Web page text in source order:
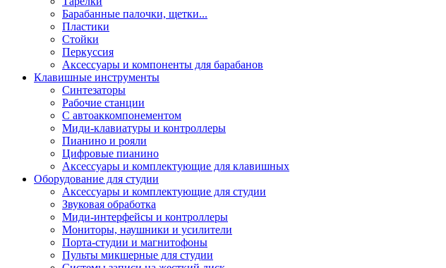
Барабанные палочки, щетки...
Пластики
Стойки
Перкуссия
Аксессуары и компоненты для барабанов
Клавишные инструменты
Синтезаторы
Рабочие станции
С автоаккомпонементом
Миди-клавиатуры и контроллеры
Пианино и рояли
Цифровые пианино
Аксессуары и комплектующие для клавишных
Оборудование для студии
Аксессуары и комплектующие для студии
Звуковая обработка
Миди-интерфейсы и контроллеры
Мониторы, наушники и усилители
Порта-студии и магнитофоны
Пульты микшерные для студии